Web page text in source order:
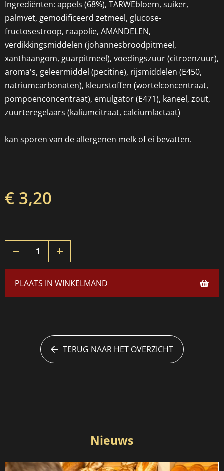
Ingrediënten: appels (68%), TARWEbloem, suiker,
palmvet, gemodificeerd zetmeel, glucose-
fructosestroop, raapolie, AMANDELEN,
verdikkingsmiddelen (johannesbroodpitmeel,
xanthaangom, guarpitmeel), voedingszuur (citroenzuur),
aroma's, geleermiddel (pecitine), rijsmiddelen (E450,
natriumcarbonaten), kleurstoffen (wortelconcentraat,
pompoenconcentraat), emulgator (E471), kaneel, zout,
zuurteregelaars (kaliumcitraat, calciumlactaat)
kan sporen van de allergenen melk of ei bevatten.
€ 3,20
PLAATS IN WINKELMAND
TERUG NAAR HET OVERZICHT
Nieuws